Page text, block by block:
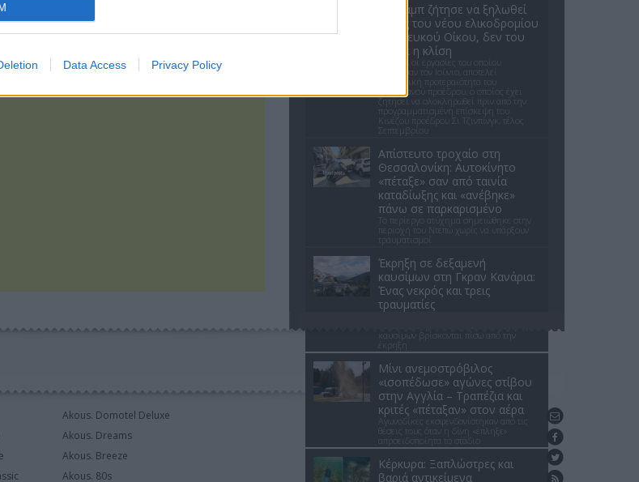
Data Access Privacy Policy
Ο Τραμπ ζήτησε να ξηλωθεί
μέρος του νέου ελικοδρομίου
του Λευκού Οίκου, δεν του
άρεσε η κλίση
Το έργο, οι εργασίες του οποίου
ξεκίνησαν τον Ιούνιο, αποτελεί
προσωπική προτεραιότητα του
Αμερικανού προέδρου, ο οποίος έχει
ζητήσει να ολοκληρωθεί πριν από την
προγραμματισμένη επίσκεψη του
Κινέζου προέδρου Σι Τζινπίνγκ, τέλος
Σεπτεμβρίου
Απίστευτο τροχαίο στη
Θεσσαλονίκη: Αυτοκίνητο
«πέταξε» σαν από ταινία
καταδίωξης και «ανέβηκε»
πάνω σε παρκαρισμένο
Το περίεργο ατύχημα σημειώθηκε στην
περιοχή του Ντεπώ χωρίς να υπάρξουν
τραυματισμοί
Έκρηξη σε δεξαμενή
καυσίμων στη Γκραν Κανάρια:
Ένας νεκρός και τρεις
τραυματίες
Σύμφωνα με πρώτες πληροφορίες,
καυσίμων βρίσκονται πίσω από την
έκρηξη
Μίνι ανεμοστρόβιλος
«ισοπέδωσε» αγώνες στίβου
στην Αγγλία – Τραπέζια και
κριτές «πέταξαν» στον αέρα
Αγωνοδίκες εκσφενδονίστηκαν από τις
θέσεις τους όταν η δίνη «έπληξε»
απροειδοποίητα το στάδιο
Κέρκυρα: Ξαπλώστρες και
βαριά αντικείμενα
Akous. Domotel Deluxe
Akous. Dreams
Akous. Breeze
Akous. 80s
Επικοινωνήστε μαζί μας
Βρείτε μας στο Facebook
Ακολουθήστε μας στο Twitter
Ενημέρωση με RSS feed